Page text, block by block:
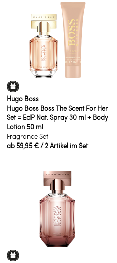
Hugo Boss
Hugo Boss Boss The Scent For Her
Set = EdP Nat. Spray 30 ml + Body
Lotion 50 ml
Fragrance Set
ab59,95 €/ 2 Artikel im Set